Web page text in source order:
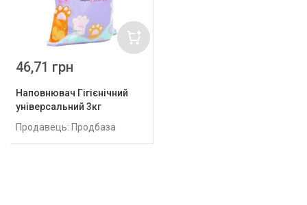
Наповнювач Гігієнічний
універсальний 3кг
Продавець: Продбаза
46,71 грн